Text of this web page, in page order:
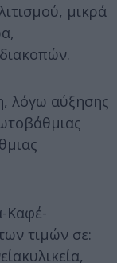
μικρά
αύξησης
Καφέ-
τιμών σε: